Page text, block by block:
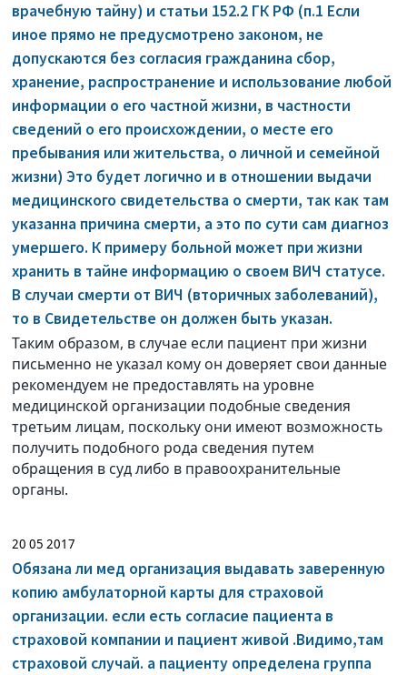
врачебную тайну) и статьи 152.2 ГК РФ (п.1 Если
иное прямо не предусмотрено законом, не
допускаются без согласия гражданина сбор,
хранение, распространение и использование любой
информации о его частной жизни, в частности
сведений о его происхождении, о месте его
пребывания или жительства, о личной и семейной
жизни) Это будет логично и в отношении выдачи
медицинского свидетельства о смерти, так как там
указанна причина смерти, а это по сути сам диагноз
умершего. К примеру больной может при жизни
хранить в тайне информацию о своем ВИЧ статусе.
В случаи смерти от ВИЧ (вторичных заболеваний),
то в Свидетельстве он должен быть указан.
Таким образом, в случае если пациент при жизни
письменно не указал кому он доверяет свои данные
рекомендуем не предоставлять на уровне
медицинской организации подобные сведения
третьим лицам, поскольку они имеют возможность
получить подобного рода сведения путем
обращения в суд либо в правоохранительные
органы.
20 05 2017
Обязана ли мед организация выдавать заверенную
копию амбулаторной карты для страховой
организации. если есть согласие пациента в
страховой компании и пациент живой .Видимо,там
страховой случай. а пациенту определена группа